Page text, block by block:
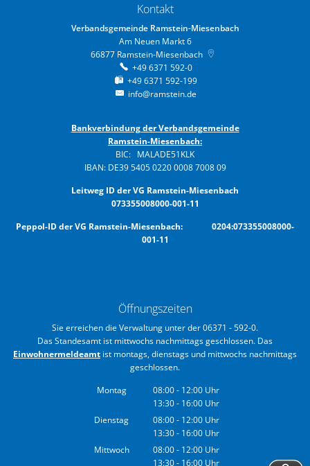
Kontakt
Verbandsgemeinde Ramstein-Miesenbach
Am Neuen Markt 6
66877 Ramstein-Miesenbach
+49 6371 592-0
+49 6371 592-199
info@ramstein.de
Bankverbindung der Verbandsgemeinde
Ramstein-Miesenbach:
BIC: MALADE51KLK
IBAN: DE39 5405 0220 0008 7008 09
Leitweg ID der VG Ramstein-Miesenbach
073355008000-001-11
Peppol-ID der VG Ramstein-Miesenbach: 0204:073355008000-
001-11
Öffnungszeiten
Sie erreichen die Verwaltung unter der 06371 - 592-0.
Das Standesamt ist mittwochs nachmittags geschlossen. Das
Einwohnermeldeamt ist montags, dienstags und mittwochs nachmittags
geschlossen.
Montag
08:00- 12:00 Uhr
Von 08:00 bis 12:00 Uhr
13:30- 16:00 Uhr
Von 13:30 bis 16:00 Uhr
Dienstag 08:00- 12:00 Uhr
Von 08:00 bis 12:00 Uhr
13:30- 16:00 Uhr
Von 13:30 bis 16:00 Uhr
Mittwoch 08:00- 12:00 Uhr
Von 08:00 bis 12:00 Uhr
13:30- 16:00 Uhr